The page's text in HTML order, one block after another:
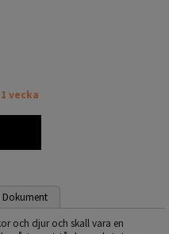
vecka
Dokument
och djur och skall vara en